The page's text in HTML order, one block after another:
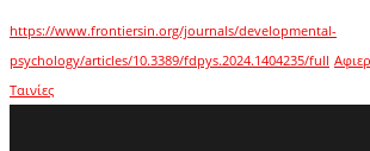
https://www.frontiersin.org/journals/developmental-
psychology/articles/10.3389/fdpys.2024.1404235/full
Ταινίες